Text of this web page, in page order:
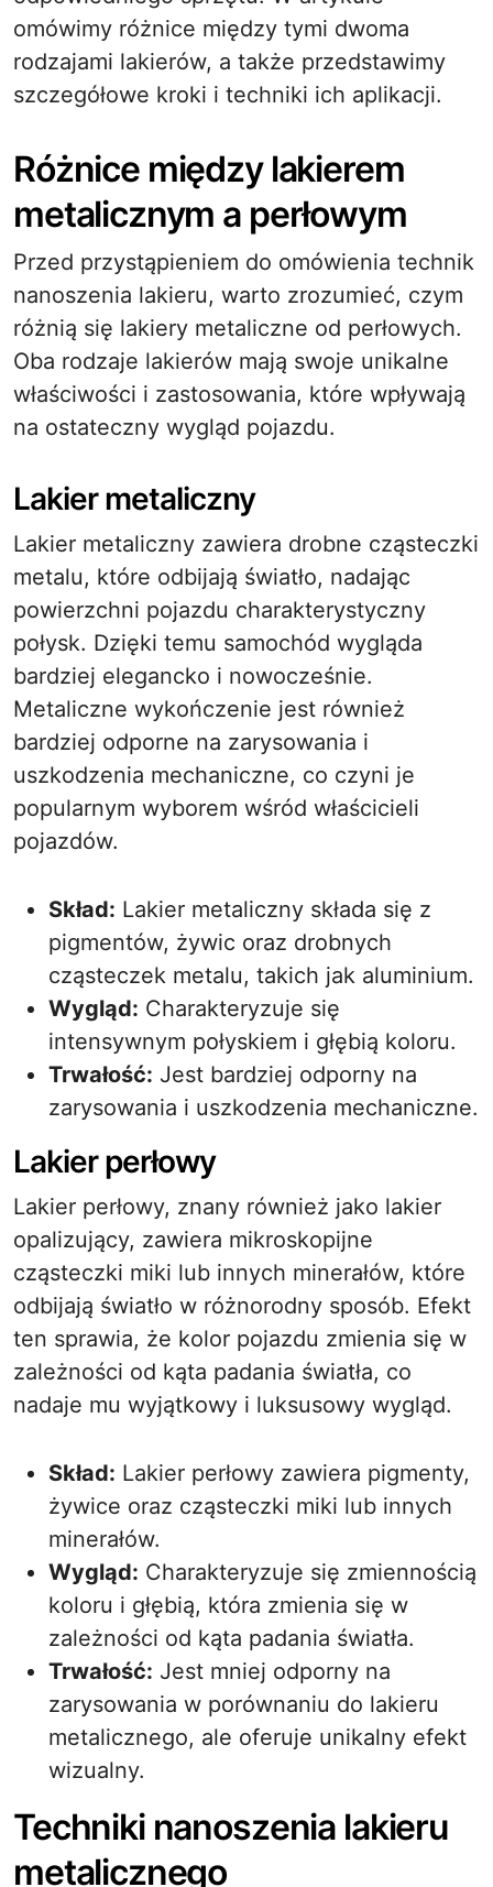
omówimy różnice między tymi dwoma
rodzajami lakierów, a także przedstawimy
szczegółowe kroki i techniki ich aplikacji.
Różnice między lakierem
metalicznym a perłowym
Przed przystąpieniem do omówienia technik
nanoszenia lakieru, warto zrozumieć, czym
różnią się lakiery metaliczne od perłowych.
Oba rodzaje lakierów mają swoje unikalne
właściwości i zastosowania, które wpływają
na ostateczny wygląd pojazdu.
Lakier metaliczny
Lakier metaliczny zawiera drobne cząsteczki
metalu, które odbijają światło, nadając
powierzchni pojazdu charakterystyczny
połysk. Dzięki temu samochód wygląda
bardziej elegancko i nowocześnie.
Metaliczne wykończenie jest również
bardziej odporne na zarysowania i
uszkodzenia mechaniczne, co czyni je
popularnym wyborem wśród właścicieli
pojazdów.
Skład: Lakier metaliczny składa się z
pigmentów, żywic oraz drobnych
cząsteczek metalu, takich jak aluminium.
Wygląd: Charakteryzuje się
intensywnym połyskiem i głębią koloru.
Trwałość: Jest bardziej odporny na
zarysowania i uszkodzenia mechaniczne.
Lakier perłowy
Lakier perłowy, znany również jako lakier
opalizujący, zawiera mikroskopijne
cząsteczki miki lub innych minerałów, które
odbijają światło w różnorodny sposób. Efekt
ten sprawia, że kolor pojazdu zmienia się w
zależności od kąta padania światła, co
nadaje mu wyjątkowy i luksusowy wygląd.
Skład: Lakier perłowy zawiera pigmenty,
żywice oraz cząsteczki miki lub innych
minerałów.
Wygląd: Charakteryzuje się zmiennością
koloru i głębią, która zmienia się w
zależności od kąta padania światła.
Trwałość: Jest mniej odporny na
zarysowania w porównaniu do lakieru
metalicznego, ale oferuje unikalny efekt
wizualny.
Techniki nanoszenia lakieru
metalicznego